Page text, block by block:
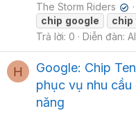
The Storm Riders ✔
chip google chip
Trả lời: 0
Diễn đàn:
H
Google: Chip
phục vụ nhu cầu
năng